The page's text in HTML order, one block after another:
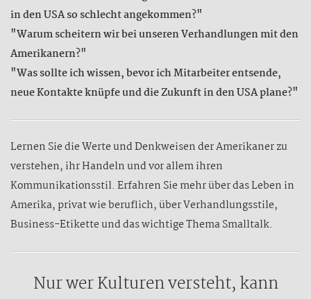
in den USA so schlecht angekommen?"
"Warum scheitern wir bei unseren Verhandlungen mit den
Amerikanern?"
"Was sollte ich wissen, bevor ich Mitarbeiter entsende,
neue Kontakte knüpfe und die Zukunft in den USA plane?"
Lernen Sie die Werte und Denkweisen der Amerikaner zu
verstehen, ihr Handeln und vor allem ihren
Kommunikationsstil. Erfahren Sie mehr über das Leben in
Amerika, privat wie beruflich, über Verhandlungsstile,
Business-Etikette und das wichtige Thema Smalltalk.
Nur wer Kulturen versteht, kann